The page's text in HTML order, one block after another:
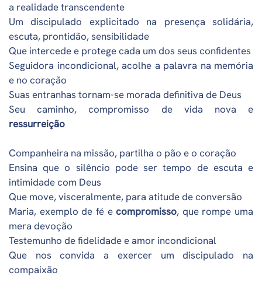
a realidade transcendente
Um discipulado explicitado na presença solidária,
escuta, prontidão, sensibilidade
Que intercede e protege cada um dos seus confidentes
Seguidora incondicional, acolhe a palavra na memória
e no coração
Suas entranhas tornam-se morada definitiva de Deus
Seu caminho, compromisso de vida nova e
ressurreição
Companheira na missão, partilha o pão e o coração
Ensina que o silêncio pode ser tempo de escuta e
intimidade com Deus
Que move, visceralmente, para atitude de conversão
Maria, exemplo de fé ecompromisso, que rompe uma
mera devoção
Testemunho de fidelidade e amor incondicional
Que nos convida a exercer um discipulado na
compaixão